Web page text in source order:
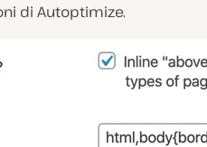
di Autoptimize.